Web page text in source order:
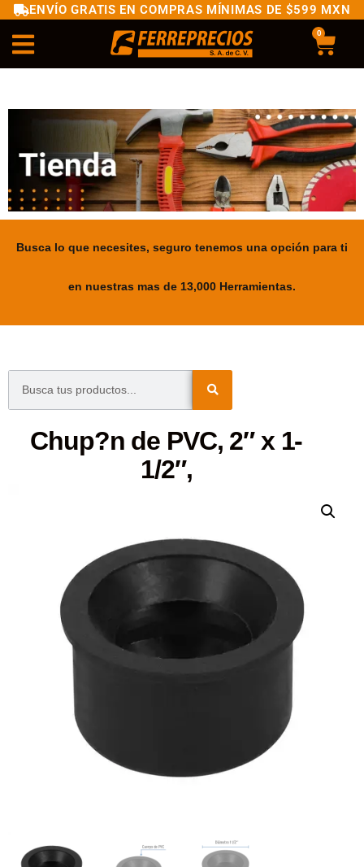
ENVÍO GRATIS EN COMPRAS MÍNIMAS DE $599 MXN
0
Busca lo que necesites, seguro tenemos una opción para ti
en nuestras mas de 13,000 Herramientas.
Chup?n de PVC, 2″ x 1-
1/2″,